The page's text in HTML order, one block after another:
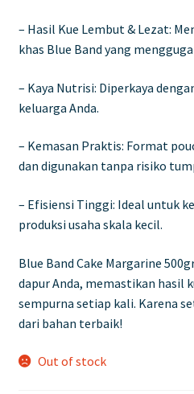
– Hasil Kue Lembut & Lezat:
khas Blue Band yang
– Kaya Nutrisi: Diperkaya
keluarga Anda.
– Kemasan Praktis: Format
dan digunakan tanpa risiko
– Efisiensi Tinggi: Ideal untuk
produksi usaha skala kecil.
Blue Band Cake Margarine
dapur Anda, memastikan hasil
sempurna setiap kali. Karena
dari bahan terbaik!
Out of stock